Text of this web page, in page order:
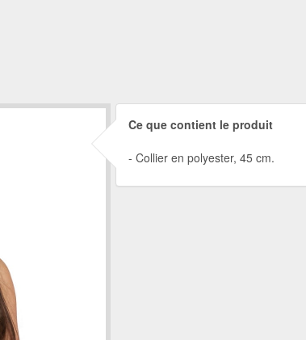
Ce que contient le produit
Collier en polyester, 45 cm.